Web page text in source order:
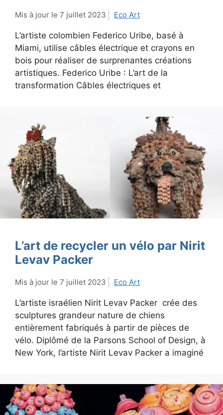
7 juillet 2023 Eco Art
L’artiste colombien Federico Uribe, basé à
Miami, utilise câbles électrique et crayons en
bois pour réaliser de surprenantes créations
artistiques. Federico Uribe : L’art de la
transformation Câbles électriques et
L’art de recycler un vélo par Nirit
Levav Packer
7 juillet 2023 Eco Art
L’artiste israélien Nirit Levav Packer crée des
sculptures grandeur nature de chiens
entièrement fabriqués à partir de pièces de
vélo. Diplômé de la Parsons School of Design, à
New York, l’artiste Nirit Levav Packer a imaginé